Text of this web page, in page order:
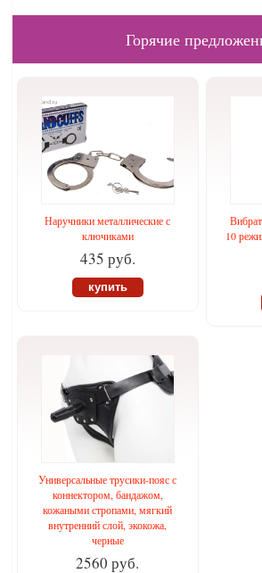
Горячие
Наручники металлические с
ключиками
435 руб.
купить
10
Универсальные трусики-пояс с
коннектором, бандажом,
кожаными стропами, мягкий
внутренний слой, экокожа,
черные
2560 руб.